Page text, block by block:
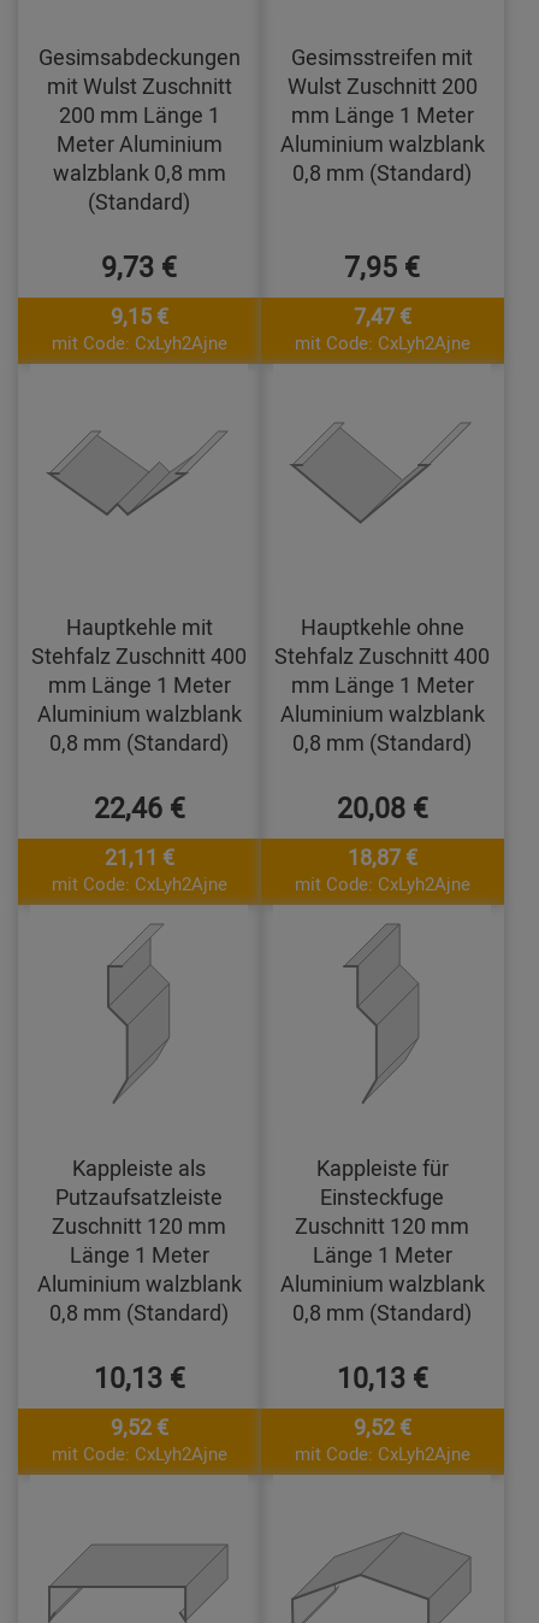
Gesimsabdeckungen
mit Wulst Zuschnitt
200 mm Länge 1
Meter Aluminium
walzblank 0,8 mm
(Standard)
9,73 €
9,15 €
mit Code: CxLyh2Ajne
Gesimsstreifen mit
Wulst Zuschnitt 200
mm Länge 1 Meter
Aluminium walzblank
0,8 mm (Standard)
7,95 €
7,47 €
mit Code: CxLyh2Ajne
Hauptkehle mit
Stehfalz Zuschnitt 400
mm Länge 1 Meter
Aluminium walzblank
0,8 mm (Standard)
22,46 €
21,11 €
mit Code: CxLyh2Ajne
Hauptkehle ohne
Stehfalz Zuschnitt 400
mm Länge 1 Meter
Aluminium walzblank
0,8 mm (Standard)
20,08 €
18,87 €
mit Code: CxLyh2Ajne
Kappleiste als
Putzaufsatzleiste
Zuschnitt 120 mm
Länge 1 Meter
Aluminium walzblank
0,8 mm (Standard)
10,13 €
9,52 €
mit Code: CxLyh2Ajne
Kappleiste für
Einsteckfuge
Zuschnitt 120 mm
Länge 1 Meter
Aluminium walzblank
0,8 mm (Standard)
10,13 €
9,52 €
mit Code: CxLyh2Ajne